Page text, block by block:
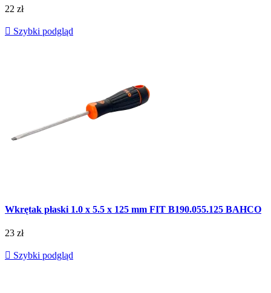
22 zł
 Szybki podgląd
Wkrętak płaski 1.0 x 5.5 x 125 mm FIT B190.055.125 BAHCO
23 zł
 Szybki podgląd